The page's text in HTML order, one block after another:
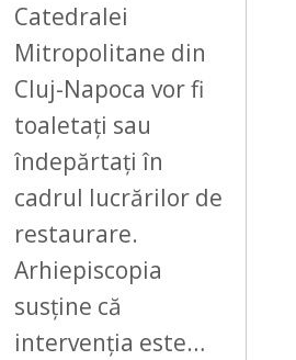
Catedralei
Mitropolitane din
Cluj-Napoca vor fi
toaletați sau
îndepărtați în
cadrul lucrărilor de
restaurare.
Arhiepiscopia
susține că
intervenția este…